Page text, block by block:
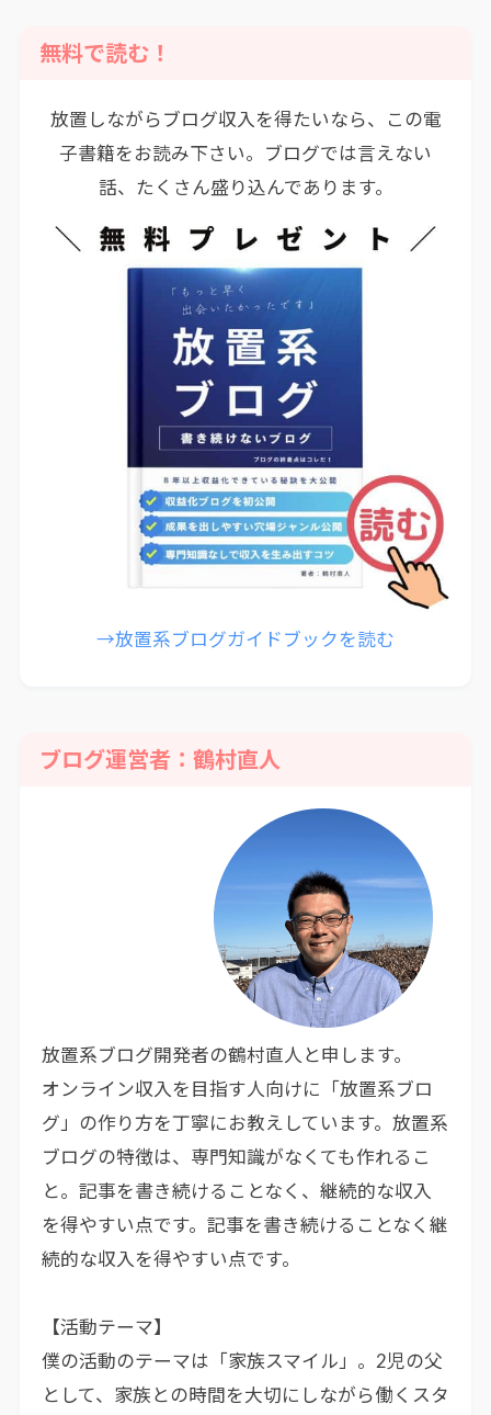
無料で読む！
放置しながらブログ収入を得たいなら、この電
子書籍をお読み下さい。ブログでは言えない
話、たくさん盛り込んであります。
→放置系ブログガイドブックを読む
ブログ運営者：鶴村直人
放置系ブログ開発者の鶴村直人と申します。
オンライン収入を目指す人向けに「放置系ブロ
グ」の作り方を丁寧にお教えしています。放置系
ブログの特徴は、専門知識がなくても作れるこ
と。記事を書き続けることなく、継続的な収入
を得やすい点です。記事を書き続けることなく継
続的な収入を得やすい点です。
【活動テーマ】
僕の活動のテーマは「家族スマイル」。2児の父
として、家族との時間を大切にしながら働くスタ